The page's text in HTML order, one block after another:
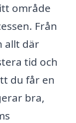
område
Från
allt där
tid och
du får en
bra,